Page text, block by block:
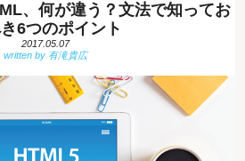
、何が違う？文法で知ってお
6つのポイント
2017.05.07